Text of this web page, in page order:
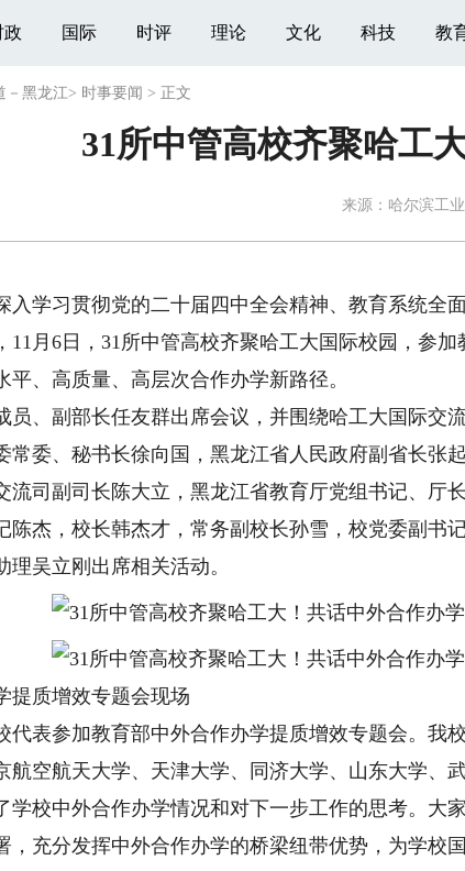
政 国际 时评 理论 文化 科技 教
－黑龙江> 时事要闻 > 正文
31所中管高校齐聚哈工
来源： 哈尔滨工
学习贯彻党的二十届四中全会精神、教育系统全
11月6日，31所中管高校齐聚哈工大国际校园，参
平、高质量、高层次合作办学新路径。
、副部长任友群出席会议，并围绕哈工大国际交
常委、秘书长徐向国，黑龙江省人民政府副省长张
流司副司长陈大立，黑龙江省教育厅党组书记、厅
陈杰，校长韩杰才，常务副校长孙雪，校党委副书
理吴立刚出席相关活动。
质增效专题会现场
表参加教育部中外合作办学提质增效专题会。我
航空航天大学、天津大学、同济大学、山东大学、
学校中外合作办学情况和对下一步工作的思考。大
，充分发挥中外合作办学的桥梁纽带优势，为学校